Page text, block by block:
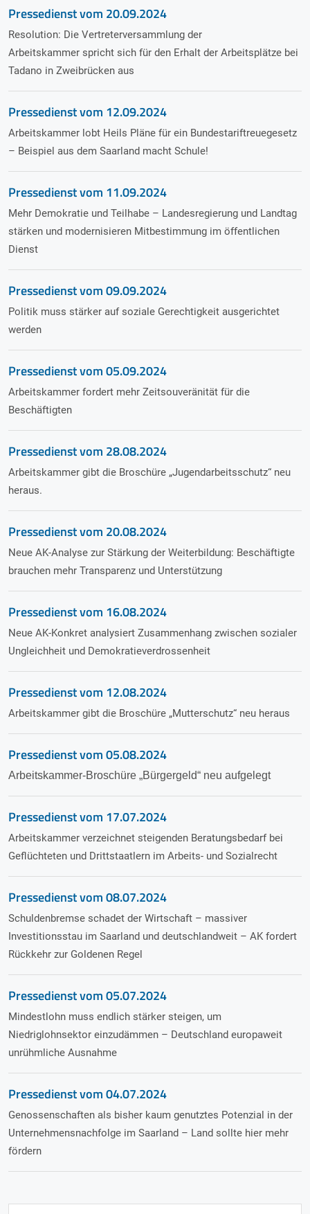
Pressedienst vom 20.09.2024
Resolution: Die Vertreterversammlung der
Arbeitskammer spricht sich für den Erhalt der Arbeitsplätze bei
Tadano in Zweibrücken aus
Pressedienst vom 12.09.2024
Arbeitskammer lobt Heils Pläne für ein Bundestariftreuegesetz
– Beispiel aus dem Saarland macht Schule!
Pressedienst vom 11.09.2024
Mehr Demokratie und Teilhabe – Landesregierung und Landtag
stärken und modernisieren Mitbestimmung im öffentlichen
Dienst
Pressedienst vom09.09.2024
Politik muss stärker auf soziale Gerechtigkeit ausgerichtet
werden
Pressedienst vom05.09.2024
Arbeitskammer fordert mehr Zeitsouveränität für die
Beschäftigten
Pressedienst vom 28.08.2024
Arbeitskammer gibt die Broschüre „Jugendarbeitsschutz“ neu
heraus.
Pressedienst vom 20.08.2024
Neue AK-Analyse zur Stärkung der Weiterbildung: Beschäftigte
brauchen mehr Transparenz und Unterstützung
Pressedienst vom 16.08.2024
Neue AK-Konkret analysiert Zusammenhang zwischen sozialer
Ungleichheit und Demokratieverdrossenheit
Pressedienst vom 12.08.2024
Arbeitskammer gibt die Broschüre „Mutterschutz“ neu heraus
Pressedienst vom05.08.2024
Arbeitskammer-Broschüre „Bürgergeld“ neu aufgelegt
Pressedienst vom 17.07.2024
Arbeitskammer verzeichnet steigenden Beratungsbedarf bei
Geflüchteten und Drittstaatlern im Arbeits- und Sozialrecht
Pressedienst vom08.07.2024
Schuldenbremse schadet der Wirtschaft – massiver
Investitionsstau im Saarland und deutschlandweit – AK fordert
Rückkehr zur Goldenen Regel
Pressedienst vom05.07.2024
Mindestlohn muss endlich stärker steigen, um
Niedriglohnsektor einzudämmen – Deutschland europaweit
unrühmliche Ausnahme
Pressedienst vom04.07.2024
Genossenschaften als bisher kaum genutztes Potenzial in der
Unternehmensnachfolge im Saarland – Land sollte hier mehr
fördern